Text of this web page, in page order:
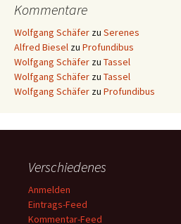
Kommentare
Wolfgang Schäfer zu Serenes
Alfred Biesel zu Profundibus
Wolfgang Schäfer zu Tassel
Wolfgang Schäfer zu Tassel
Wolfgang Schäfer zu Profundibus
Verschiedenes
Anmelden
Eintrags-Feed
Kommentar-Feed